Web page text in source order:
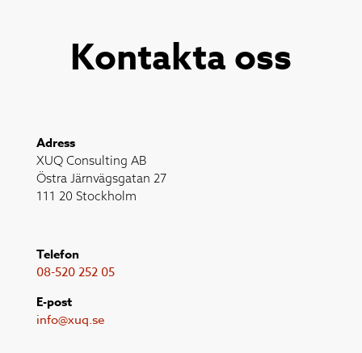
Kontakta oss
Adress
XUQ Consulting AB
Östra Järnvägsgatan 27
111 20 Stockholm
Telefon
08-520 252 05
E-post
info@xuq.se